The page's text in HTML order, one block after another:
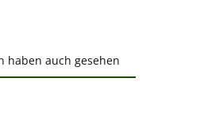
haben auch gesehen